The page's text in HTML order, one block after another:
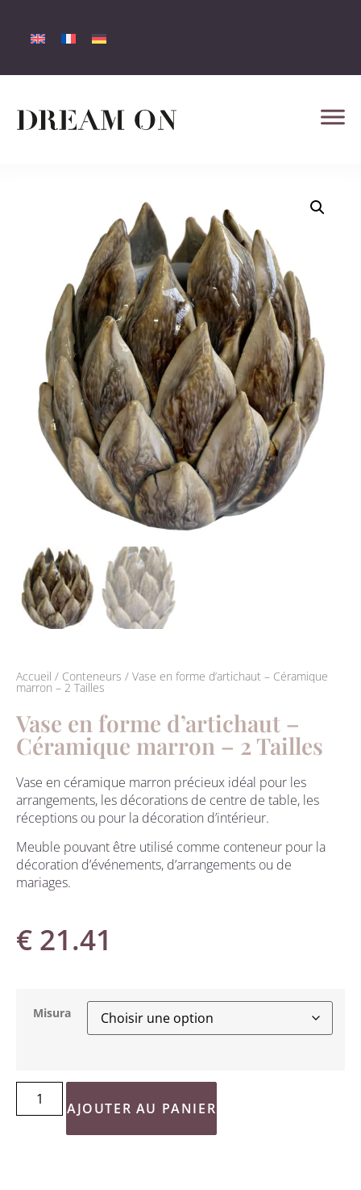
Accueil / Conteneurs / Vase en forme d’artichaut – Céramique
marron – 2 Tailles
Vase en forme d’artichaut –
Céramique marron – 2 Tailles
Vase en céramique marron précieux idéal pour les
arrangements, les décorations de centre de table, les
réceptions ou pour la décoration d’intérieur.
Meuble pouvant être utilisé comme conteneur pour la
décoration d’événements, d’arrangements ou de
mariages.
€ 21.41
Misura
AJOUTER AU PANIER